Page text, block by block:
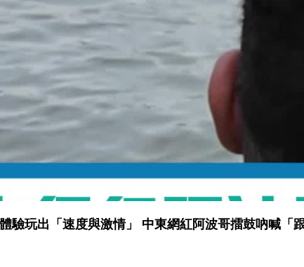
驗玩出「速度與激情」 中東網紅阿波哥擂鼓吶喊「跟